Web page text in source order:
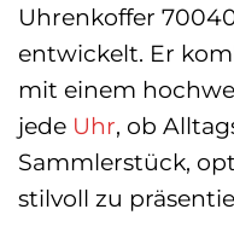
Uhrenkoffer
entwickelt. Er
mit einem
jede Uhr, ob
Sammlerstück,
stilvoll zu